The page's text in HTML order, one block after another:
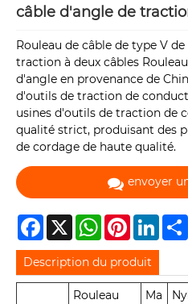
câble d'angle de
Rouleau de câble de type V
traction à deux câbles
d'angle en provenance de
d'outils de traction de
usines d'outils de traction de
qualité strict, produisant des
de cordage de haute qualité.
envoyer
Facebook
X WhatsAppPinterest
Description du produit
Rouleau
Ma